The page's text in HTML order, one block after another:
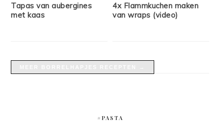
Tapas van aubergines
met kaas
4x Flammkuchen maken
van wraps (video)
#PASTA